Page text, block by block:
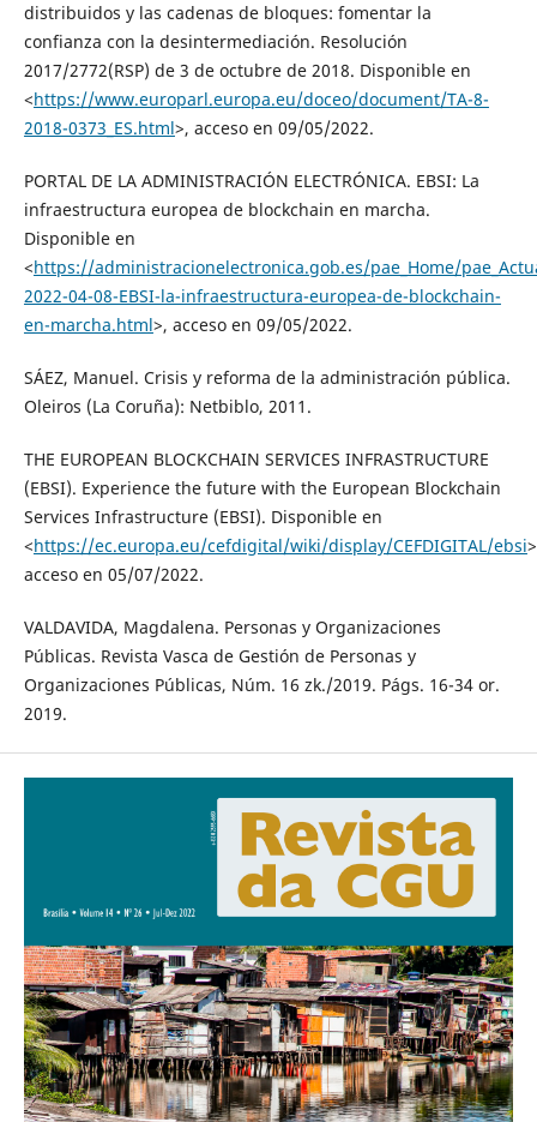
distribuidos y las cadenas de bloques: fomentar la
confianza con la desintermediación. Resolución
2017/2772(RSP) de 3 de octubre de 2018. Disponible en
<https://www.europarl.europa.eu/doceo/document/TA-8-
2018-0373_ES.html>, acceso en 09/05/2022.
PORTAL DE LA ADMINISTRACIÓN ELECTRÓNICA. EBSI: La
infraestructura europea de blockchain en marcha.
Disponible en
<https://administracionelectronica.gob.es/pae_Home/
2022-04-08-EBSI-la-infraestructura-europea-de-blockchain-
en-marcha.html>, acceso en 09/05/2022.
SÁEZ, Manuel. Crisis y reforma de la administración pública.
Oleiros (La Coruña): Netbiblo, 2011.
THE EUROPEAN BLOCKCHAIN SERVICES INFRASTRUCTURE
(EBSI). Experience the future with the European Blockchain
Services Infrastructure (EBSI). Disponible en
<https://ec.europa.eu/cefdigital/wiki/display/CEFDIGITAL/ebsi
acceso en 05/07/2022.
VALDAVIDA, Magdalena. Personas y Organizaciones
Públicas. Revista Vasca de Gestión de Personas y
Organizaciones Públicas, Núm. 16 zk./2019. Págs. 16-34 or.
2019.